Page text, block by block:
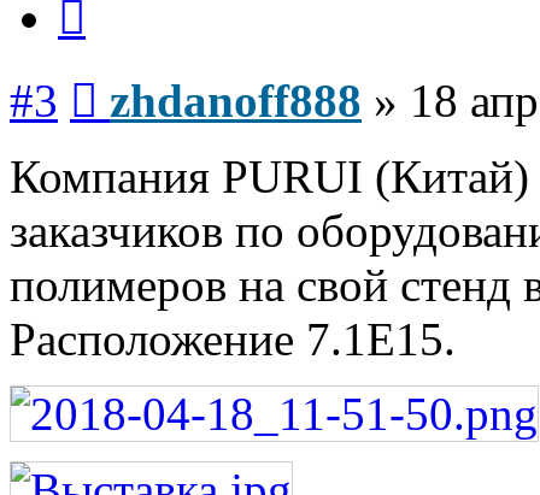
#3 zhdanoff888 » 18
Компания PURUI (Китай)
заказчиков по
полимеров на свой
Расположение 7.1Е15.